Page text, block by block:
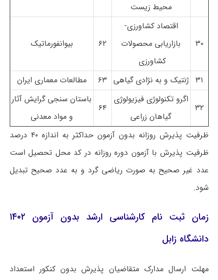
محیط زیست
۳۰
اقتصاد کشاورزی-
بازاریابی محصولات
کشاورزی
۶۲ بیوانفورماتیک
۳۱ ژنتیک و به نژادی گیاهی ۶۳ مطالعات معماری ایران
۳۲
اگرو تکنولوژی فیزیولوژی
گیاهان زراعی
۶۴
باستان سنجی گرایش آثار
و مواد معدنی
ظرفیت پذیرش روزانه بدون آزمون حداکثر به اندازه ۴۰ درصد
ظرفیت پذیرش با آزمون دوره روزانه در کد محل تحصیل است
عدد غیر صحیح به صورت ریاضی گرد و به عدد صحیح تبدیل
شود.
زمان ثبت نام کارشناسی ارشد بدون آزمون ۱۴۰۲
دانشگاه زابل
مهلت ارسال مدارک متقاضیان پذیرش بدون کنکور استعداد